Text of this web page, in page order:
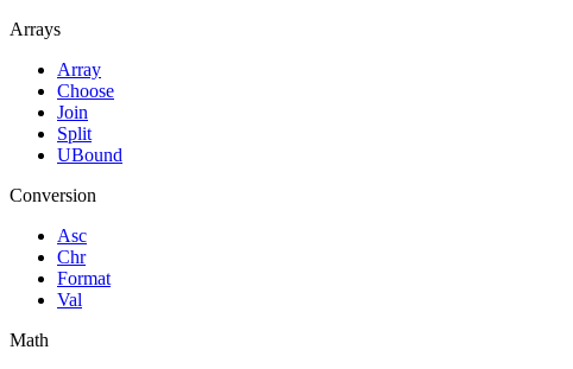
Arrays
Array
Choose
Join
Split
UBound
Conversion
Asc
Chr
Format
Val
Math